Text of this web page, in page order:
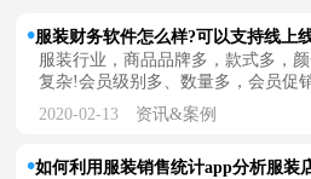
服装财务软件怎么样?可以支持线上
服装行业，商品品牌多，款式多，
复杂!会员级别多、数量多，会员促
2020-02-13 资讯&案例
如何利用服装销售统计app分析服装